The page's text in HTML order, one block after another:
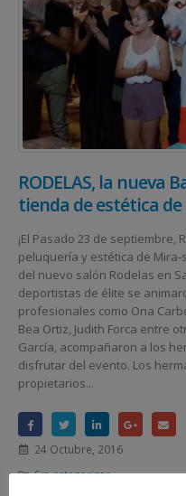
RODELAS, la nueva
tienda de estética
¡El Pasado 23 de septiembre,
peluquería y estética de
del nuevo salón Rodelas en
deportistas de élite se
profesionales como Ona
Bea Ortiz, Judith Forca entre
García, acompañaron a los
disfrutar del evento. Los
propietarios...
24 Octubre, 2016
Sin categorizar